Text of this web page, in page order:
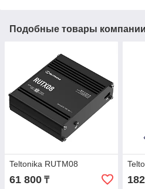
Подобные товары компании
Teltonika RUTM08
61 800 ₸